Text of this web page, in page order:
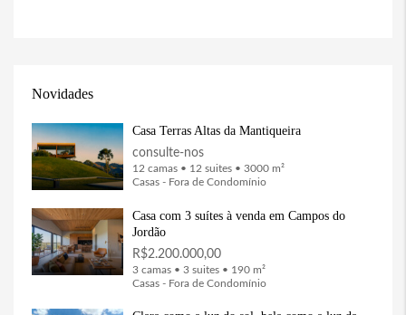
Novidades
Casa Terras Altas da Mantiqueira
consulte-nos
12 camas • 12 suites • 3000 m²
Casas - Fora de Condomínio
Casa com 3 suítes à venda em Campos do
Jordão
R$2.200.000,00
3 camas • 3 suites • 190 m²
Casas - Fora de Condomínio